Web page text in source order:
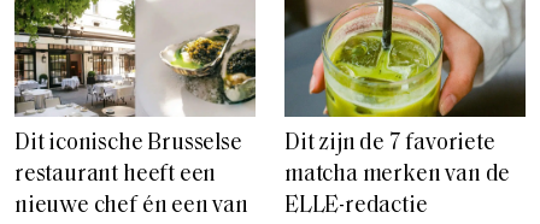
Dit iconische Brusselse
restaurant heeft een
nieuwe chef én een van
Dit zijn de 7 favoriete
matcha merken van de
ELLE-redactie